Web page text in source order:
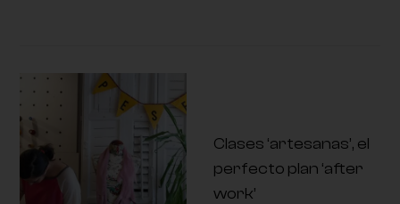
Clases ‘artesanas’, el
perfecto plan ‘after
work’